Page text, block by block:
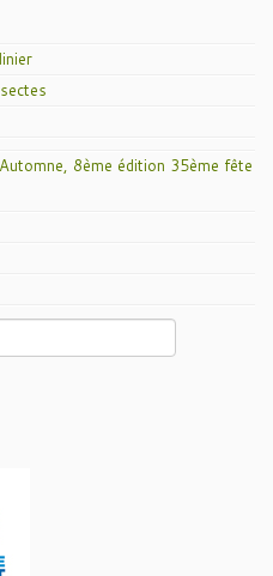
8ème édition 35ème fête